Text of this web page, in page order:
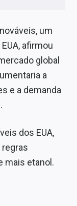
um
afirmou
global
a
e a demanda
dos EUA,
mais etanol.